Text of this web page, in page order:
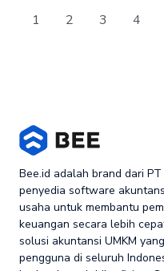
1 2 3 4
Bee.id adalah brand dari
penyedia software
usaha untuk membantu
keuangan secara lebih
solusi akuntansi UMKM
pengguna di seluruh